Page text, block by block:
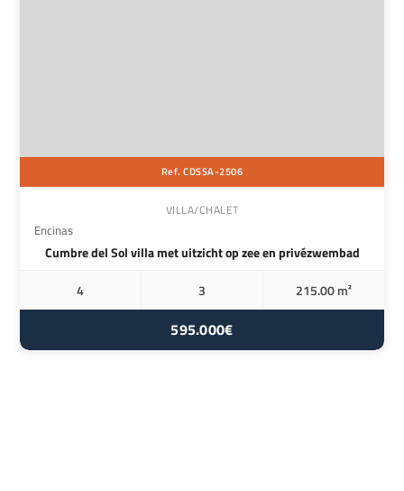
Ref. CDSSA-2506
VILLA/CHALET
Encinas
Cumbre del Sol villa met uitzicht op zee en privézwembad
4
3 215.00 m²
595.000€